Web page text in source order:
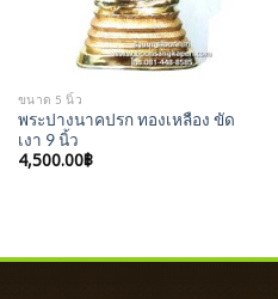
ขนาด 5 นิ้ว
พระปางนาคปรก ทองเหลือง ขัด
เงา 9 นิ้ว
4,500.00฿